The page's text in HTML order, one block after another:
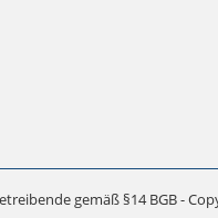
gemäß §14 BGB -